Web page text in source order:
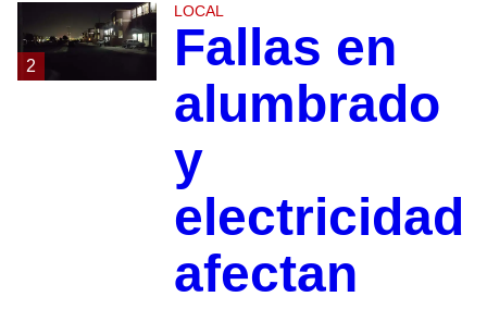
2
LOCAL
Fallas en
alumbrado
y
electricidad
afectan